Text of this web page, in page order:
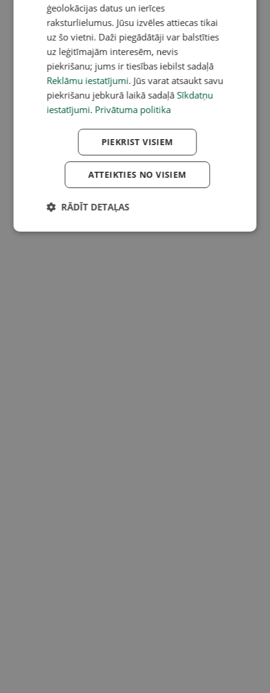
ģeolokācijas datus un ierīces
raksturlielumus. Jūsu izvēles attiecas tikai
uz šo vietni. Daži piegādātāji var balstīties
uz leģitīmajām interesēm, nevis
piekrišanu; jums ir tiesības iebilst sadaļā
Reklāmu iestatījumi. Jūs varat atsaukt savu
piekrišanu jebkurā laikā sadaļā Sīkdatņu
iestatījumi. Privātuma politika
PIEKRIST VISIEM
ATTEIKTIES NO VISIEM
RĀDĪT DETAĻAS